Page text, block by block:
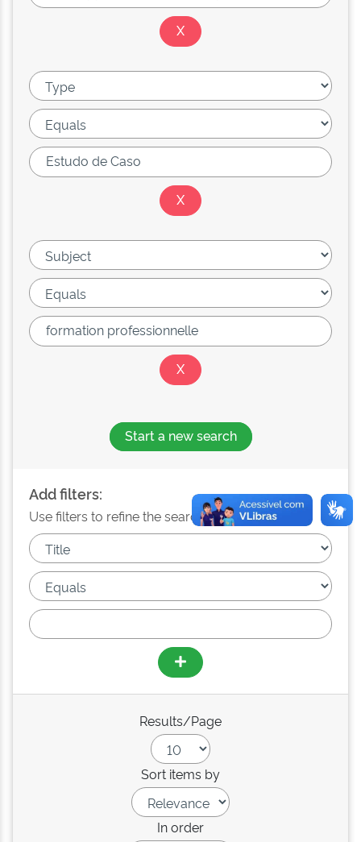
Start a new search
Add filters:
Use filters to refine the search results.
Results/Page
Sort items by
In order